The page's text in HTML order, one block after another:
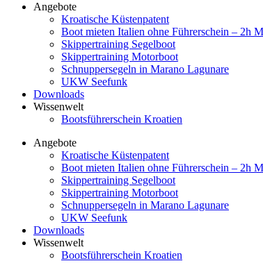
Angebote
Kroatische Küstenpatent
Boot mieten Italien ohne Führerschein – 2h
Skippertraining Segelboot
Skippertraining Motorboot
Schnuppersegeln in Marano Lagunare
UKW Seefunk
Downloads
Wissenwelt
Bootsführerschein Kroatien
Angebote
Kroatische Küstenpatent
Boot mieten Italien ohne Führerschein – 2h
Skippertraining Segelboot
Skippertraining Motorboot
Schnuppersegeln in Marano Lagunare
UKW Seefunk
Downloads
Wissenwelt
Bootsführerschein Kroatien